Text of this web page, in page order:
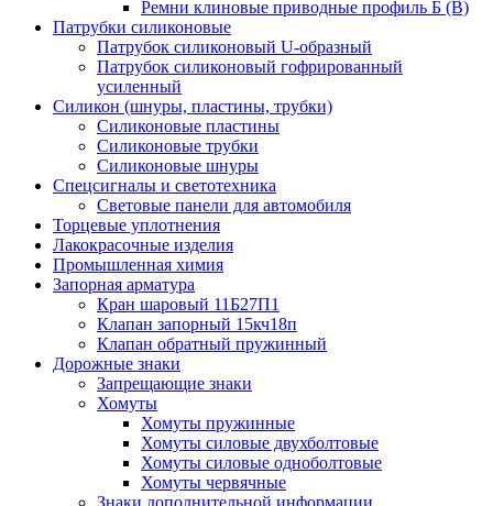
Ремни клиновые приводные профиль Б (B)
Патрубки силиконовые
Патрубок силиконовый U-образный
Патрубок силиконовый гофрированный
усиленный
Силикон (шнуры, пластины, трубки)
Силиконовые пластины
Силиконовые трубки
Силиконовые шнуры
Спецсигналы и светотехника
Световые панели для автомобиля
Торцевые уплотнения
Лакокрасочные изделия
Промышленная химия
Запорная арматура
Кран шаровый 11Б27П1
Клапан запорный 15кч18п
Клапан обратный пружинный
Дорожные знаки
Запрещающие знаки
Хомуты
Хомуты пружинные
Хомуты силовые двухболтовые
Хомуты силовые одноболтовые
Хомуты червячные
Знаки дополнительной информации